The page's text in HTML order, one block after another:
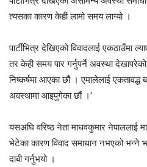
त्यसका कारण केही लामो समय लाग्यो ।
पार्टीभित्र देखिएको विवादलाई एकठाउँमा
तर केही समय पार गर्नुपर्ने अवस्था
निष्कर्षमा आएका छौं । एमालेलाई एकतावद्ध
अवस्थामा आइपुगेका छौं ।’
यसअघि वरिष्ठ नेता माधवकुमार नेपाललाई
भेटेका कारण विवाद समाधान नभएको भन्ने
दाबी गर्नुभयो ।